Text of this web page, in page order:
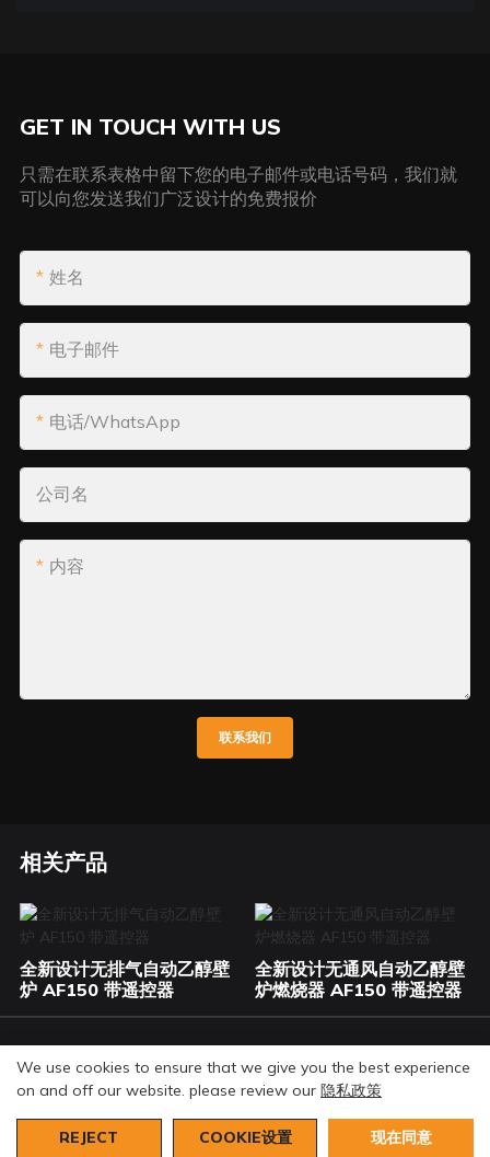
GET IN TOUCH WITH US
只需在联系表格中留下您的电子邮件或电话号码，我们就
可以向您发送我们广泛设计的免费报价
姓名
电子邮件
电话/WhatsApp
公司名
内容
联系我们
相关产品
全新设计无排气自动乙醇壁
炉 AF150 带遥控器
全新设计无通风自动乙醇壁
炉燃烧器 AF150 带遥控器
© 2026 Art Fireplace Technology Limited 版权所有。保
留所有权利。隐私政策网站地图
We use cookies to ensure that we give you the best experience
on and off our website. please review our 隐私政策
REJECT COOKIE设置 现在同意